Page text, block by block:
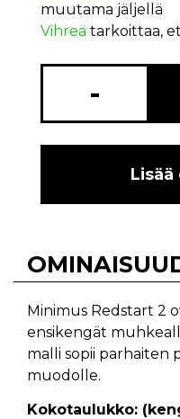
muutama jäljellä
Vihreä tarkoittaa,
-
Minimus Redstart 2
ensikengät
malli sopii parhaiten
muodolle.
Kokotaulukko: